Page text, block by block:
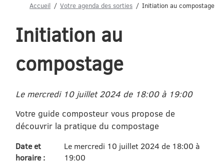
Accueil Votre agenda des sorties Initiation au compostage
Initiation au
compostage
Le mercredi 10 juillet 2024 de 18:00 à 19:00
Votre guide composteur vous propose de
découvrir la pratique du compostage
Date et
horaire :
Le mercredi 10 juillet 2024 de 18:00 à
19:00